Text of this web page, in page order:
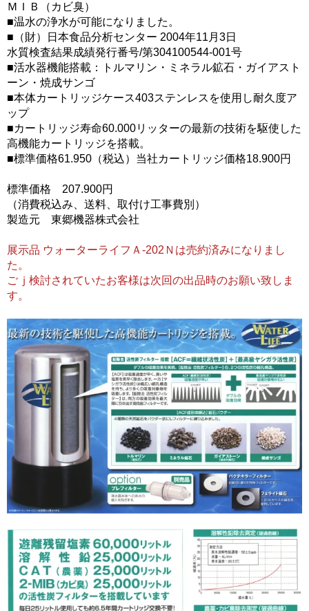
ＭＩＢ（カビ臭）
■温水の浄水が可能になりました。
■（財）日本食品分析センター 2004年11月3日
水質検査結果成績発行番号/第304100544-001号
■活水器機能搭載：トルマリン・ミネラル鉱石・ガイアスト
ーン・焼成サンゴ
■本体カートリッジケース403ステンレスを使用し耐久度ア
ップ
■カートリッジ寿命60.000リッターの最新の技術を駆使した
高機能カートリッジを搭載。
■標準価格61.950（税込）当社カートリッジ価格18.900円
標準価格 207.900円
（消費税込み、送料、取付け工事費別）
製造元 東郷機器株式会社
展示品 ウォーターライフＡ-202Ｎは売約済みになりまし
た。
ごｊ検討されていたお客様は次回の出品時のお願い致しま
す。